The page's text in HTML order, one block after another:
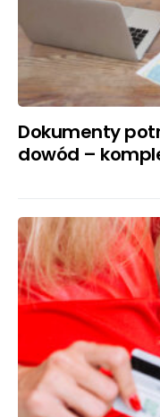
Dokumenty
dowód –